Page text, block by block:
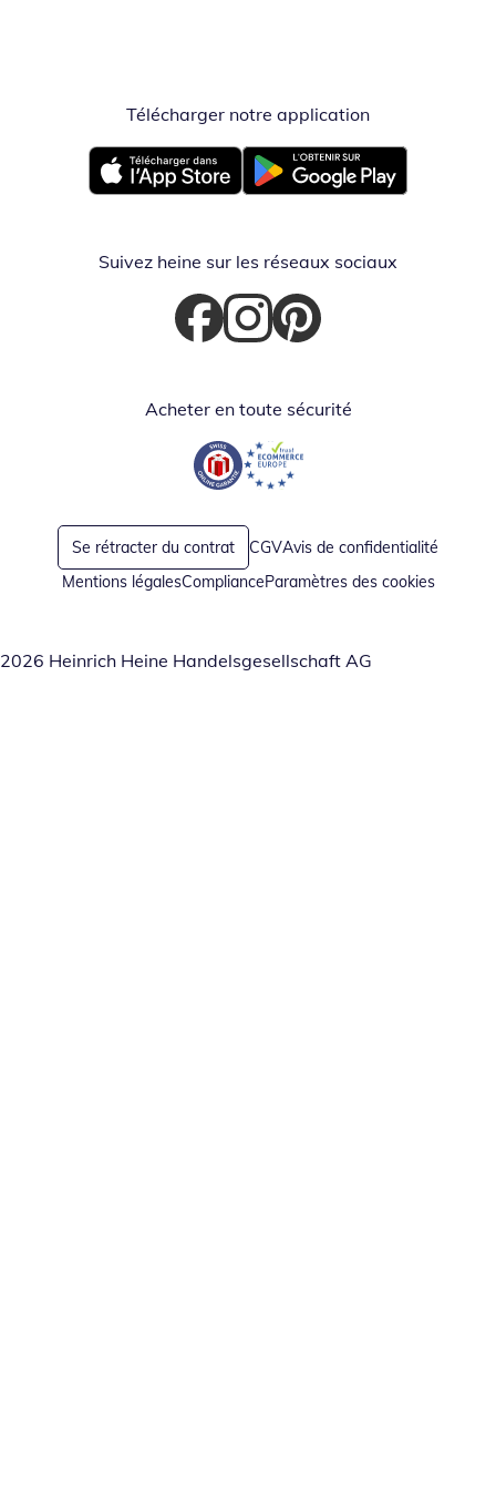
Télécharger notre application
Opent in nieuw vensterOpent in nieuw venster
Suivez heine sur les réseaux sociaux
Opent in nieuw venster
Opent in nieuw venster
Opent in nieuw venster
Acheter en toute sécurité
Opent in nieuw venster
Opent in nieuw venster
Se rétracter du contrat CGVAvis de confidentialité
Mentions légalesComplianceParamètres des cookies
2026 Heinrich Heine Handelsgesellschaft AG